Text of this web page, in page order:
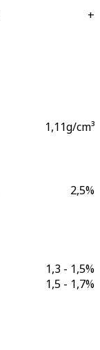
+
1,11g/cm³
2,5%
1,3 - 1,5%
1,5 - 1,7%